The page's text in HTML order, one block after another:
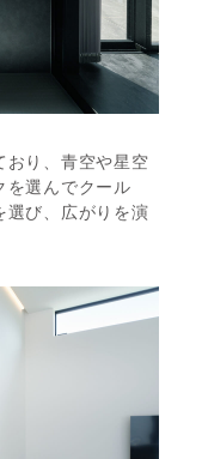
おり、青空や星空
を選んでクール
選び、広がりを演